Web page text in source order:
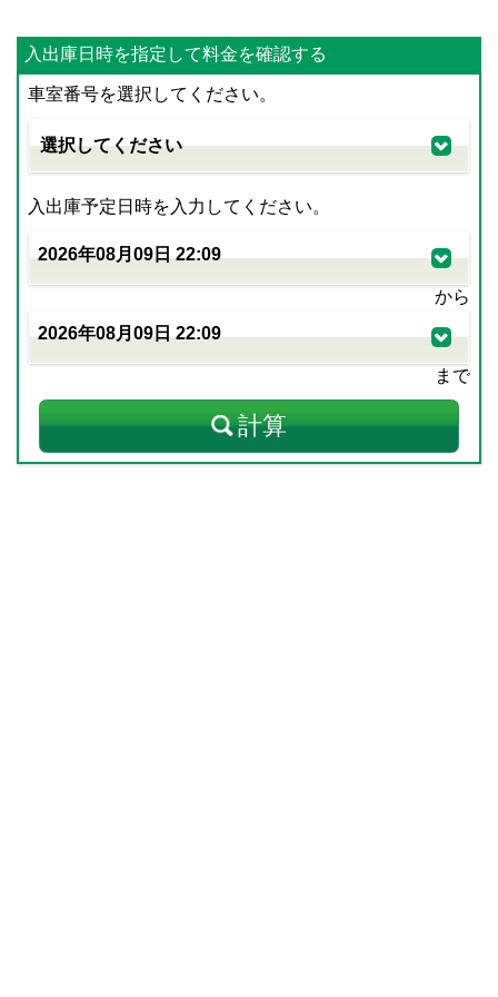
入出庫日時を指定して料金を確認する
車室番号を選択してください。
入出庫予定日時を入力してください。
から
まで
計算